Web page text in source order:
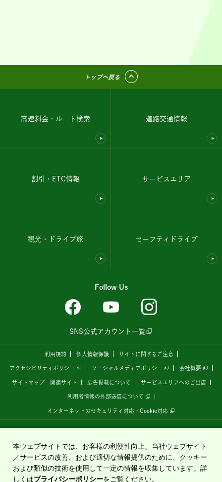
トップへ戻る
高速料金・ルート検索 道路交通情報
割引・ETC情報 サービスエリア
観光・ドライブ旅 セーフティドライブ
Follow Us
SNS公式アカウント一覧
利用規約 個人情報保護 サイトに関するご注意
アクセシビリティポリシー ソーシャルメディアポリシー 会社概要
サイトマップ 関連サイト 広告掲載について サービスエリアへのご出店
利用者情報の外部送信について
インターネットのセキュリティ対応・Cookie対応
運営しています。
Copyright©2020 East Nippon Expressway Company Limited
All Rights Reserved.
本ウェブサイトでは、お客様の利便性向上、当社ウェブサイト
／サービスの改善、および適切な情報提供のために、クッキー
および類似の技術を使用して一定の情報を収集しています。詳
しくはプライバシーポリシーをご覧ください。